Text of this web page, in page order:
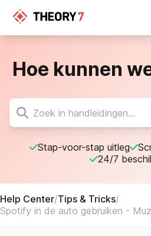
Hoe kunnen
Stap-voor-stap uitleg
24/7
Help Center/Tips & Tricks/
Spotify in de auto gebruiken -